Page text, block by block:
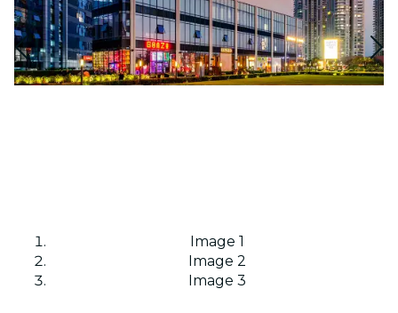
Image 1
Image 2
Image 3